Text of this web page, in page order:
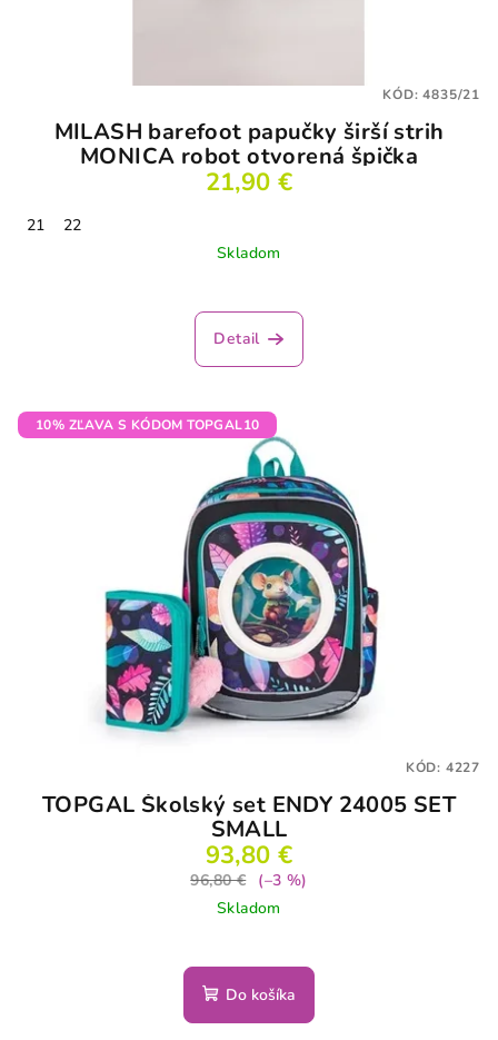
MILASH barefoot papučky širší strih
MONICA robot otvorená špička
21,90 €
21
22
Skladom
hodnotenie
produktu
5
hviezdičiek.
Detail
KÓD:4835/21
10% ZĽAVA S KÓDOM TOPGAL10
TOPGAL Školský set ENDY 24005 SET
SMALL
93,80 €
96,80 €
(–3 %)
Skladom
Do košíka
KÓD: 4227